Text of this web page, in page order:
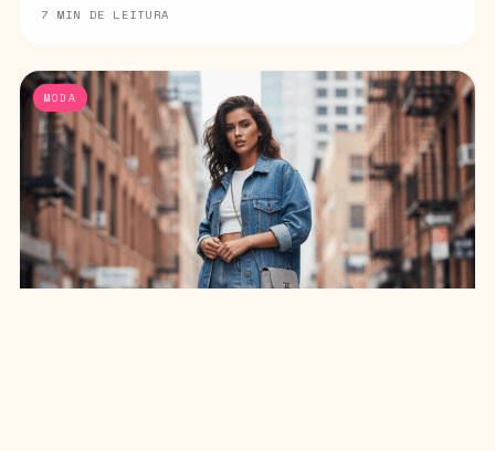
7 MIN DE LEITURA
MODA